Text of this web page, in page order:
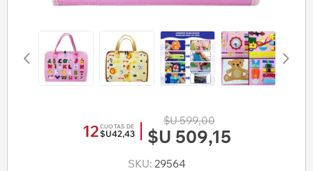
12 CUOTAS DE
$U42,43
$U 599,00
$U 509,15
SKU: 29564